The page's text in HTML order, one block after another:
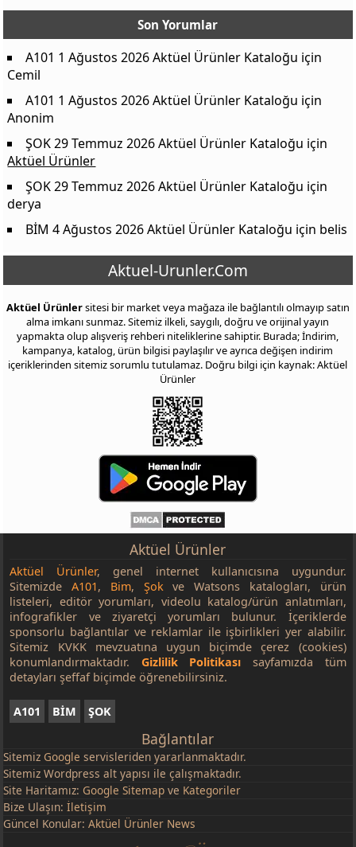
Son Yorumlar
A101 1 Ağustos 2026 Aktüel Ürünler Kataloğu için
Cemil
A101 1 Ağustos 2026 Aktüel Ürünler Kataloğu için
Anonim
ŞOK 29 Temmuz 2026 Aktüel Ürünler Kataloğu için
Aktüel Ürünler
ŞOK 29 Temmuz 2026 Aktüel Ürünler Kataloğu için
derya
BİM 4 Ağustos 2026 Aktüel Ürünler Kataloğu için belis
Aktuel-Urunler.Com
Aktüel Ürünlersitesi bir market veya mağaza ile bağlantılı olmayıp satın
alma imkanı sunmaz. Sitemiz ilkeli, saygılı, doğru ve orijinal yayın
yapmakta olup alışveriş rehberi niteliklerine sahiptir. Burada; İndirim,
kampanya, katalog, ürün bilgisi paylaşılır ve ayrıca değişen indirim
içeriklerinden sitemiz sorumlu tutulamaz. Doğru bilgi için kaynak: Aktüel
Ürünler
Aktüel Ürünler
Aktüel Ürünler, genel internet kullanıcısına uygundur.
SitemizdeA101, Bim, Şokve Watsons katalogları, ürün
listeleri, editör yorumları, videolu katalog/ürün anlatımları,
infografikler ve ziyaretçi yorumları bulunur. İçeriklerde
sponsorlu bağlantılar ve reklamlar ile işbirlikleri yer alabilir.
Sitemiz KVKK mevzuatına uygun biçimde çerez (cookies)
konumlandırmaktadır. Gizlilik Politikası sayfamızda tüm
detayları şeffaf biçimde öğrenebilirsiniz.
A101 BİM ŞOK
Bağlantılar
Sitemiz Google servisleriden yararlanmaktadır.
Sitemiz Wordpress alt yapısı ile çalışmaktadır.
Site Haritamız: Google Sitemap ve Kategoriler
Bize Ulaşın:İletişim
Güncel Konular:Aktüel Ürünler News